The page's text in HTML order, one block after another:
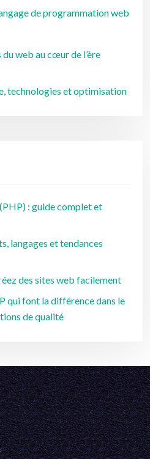
de programmation web
web au cœur de l’ère
technologies et optimisation
: guide complet et
langages et tendances
des sites web facilement
qui font la différence dans le
de qualité